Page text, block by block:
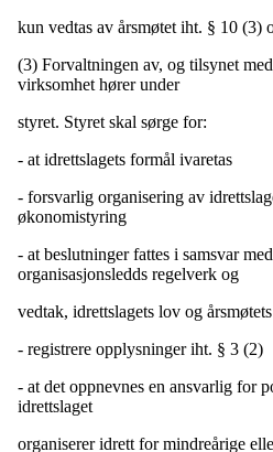
kun vedtas av årsmøtet iht. § 10 (3)
(3) Forvaltningen av, og tilsynet
virksomhet hører under
styret. Styret skal sørge for:
- at idrettslagets formål ivaretas
- forsvarlig organisering av
økonomistyring
- at beslutninger fattes i samsvar
organisasjonsledds regelverk og
vedtak, idrettslagets lov og
- registrere opplysninger iht. § 3 (2)
- at det oppnevnes en ansvarlig for
idrettslaget
organiserer idrett for mindreårige